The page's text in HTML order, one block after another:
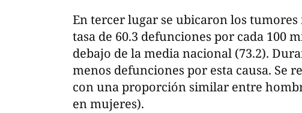
En tercer lugar se ubicaron los
tasa de 60.3 defunciones por cada 100
debajo de la media nacional (73.2).
menos defunciones por esta causa. Se
con una proporción similar entre
en mujeres).